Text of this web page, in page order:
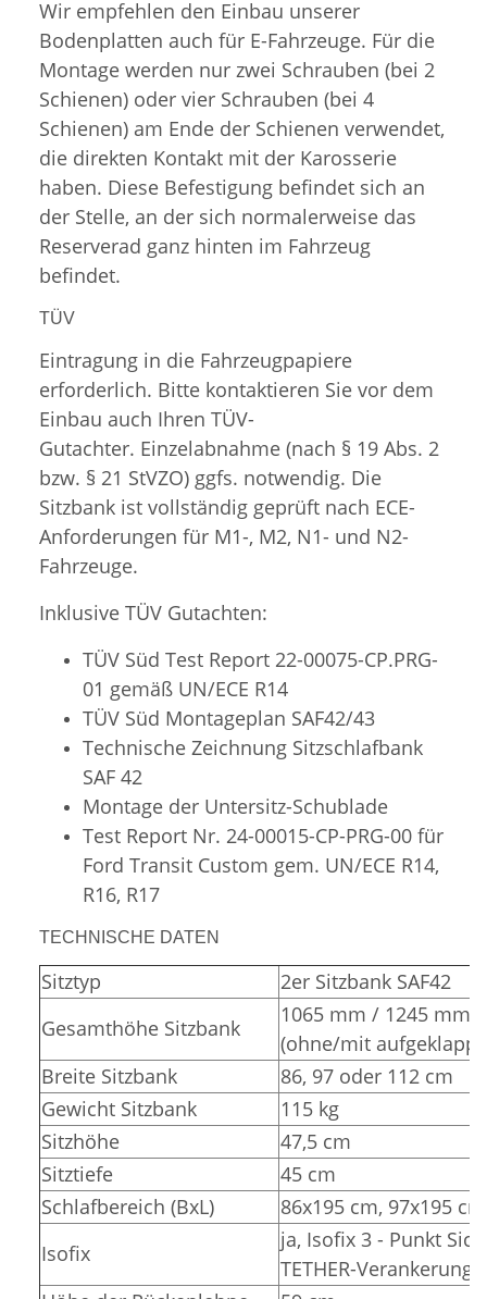
Wir empfehlen den Einbau unserer
Bodenplatten auch für E-Fahrzeuge. Für die
Montage werden nur zwei Schrauben (bei 2
Schienen) oder vier Schrauben (bei 4
Schienen) am Ende der Schienen verwendet,
die direkten Kontakt mit der Karosserie
haben. Diese Befestigung befindet sich an
der Stelle, an der sich normalerweise das
Reserverad ganz hinten im Fahrzeug
befindet.
TÜV
Eintragung in die Fahrzeugpapiere
erforderlich. Bitte kontaktieren Sie vor dem
Einbau auch Ihren TÜV-
Gutachter. Einzelabnahme (nach § 19 Abs. 2
bzw. § 21 StVZO) ggfs. notwendig. Die
Sitzbank ist vollständig geprüft nach ECE-
Anforderungen für M1-, M2, N1- und N2-
Fahrzeuge.
Inklusive TÜV Gutachten:
TÜV Süd Test Report 22-00075-CP.PRG-
01 gemäß UN/ECE R14
TÜV Süd Montageplan SAF42/43
Technische Zeichnung Sitzschlafbank
SAF 42
Montage der Untersitz-Schublade
Test Report Nr. 24-00015-CP-PRG-00 für
Ford Transit Custom gem. UN/ECE R14,
R16, R17
TECHNISCHE DATEN
Sitztyp
2er Sitzbank SAF42
Gesamthöhe Sitzbank
1065 mm / 1245 mm
(ohne/mit
Breite Sitzbank
86, 97 oder 112 cm
Gewicht Sitzbank
115 kg
Sitzhöhe
47,5 cm
Sitztiefe
45 cm
Schlafbereich (BxL)
86x195 cm, 97x195
Isofix
ja, Isofix 3 - Punkt
TETHER-